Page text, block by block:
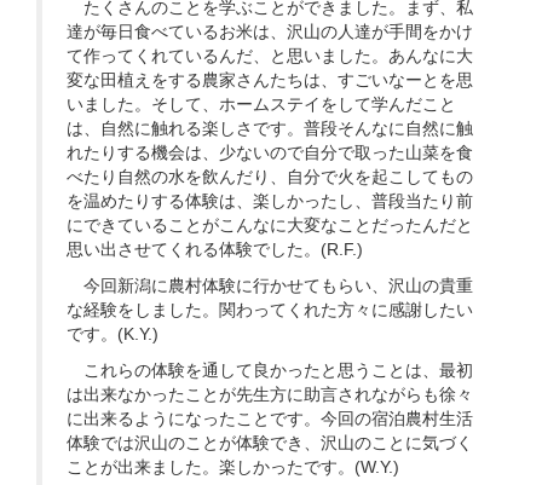
たくさんのことを学ぶことができました。まず、私
達が毎日食べているお米は、沢山の人達が手間をかけ
て作ってくれているんだ、と思いました。あんなに大
変な田植えをする農家さんたちは、すごいなーとを思
いました。そして、ホームステイをして学んだこと
は、自然に触れる楽しさです。普段そんなに自然に触
れたりする機会は、少ないので自分で取った山菜を食
べたり自然の水を飲んだり、自分で火を起こしてもの
を温めたりする体験は、楽しかったし、普段当たり前
にできていることがこんなに大変なことだったんだと
思い出させてくれる体験でした。(R.F.)
今回新潟に農村体験に行かせてもらい、沢山の貴重
な経験をしました。関わってくれた方々に感謝したい
です。(K.Y.)
これらの体験を通して良かったと思うことは、最初
は出来なかったことが先生方に助言されながらも徐々
に出来るようになったことです。今回の宿泊農村生活
体験では沢山のことが体験でき、沢山のことに気づく
ことが出来ました。楽しかったです。(W.Y.)